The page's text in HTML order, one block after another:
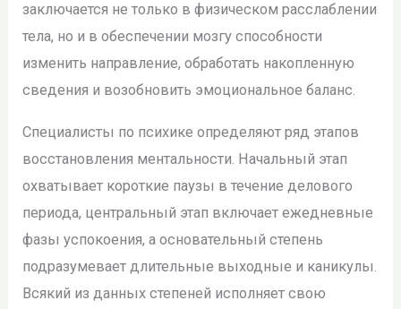
заключается не только в физическом расслаблении
тела, но и в обеспечении мозгу способности
изменить направление, обработать накопленную
сведения и возобновить эмоциональное баланс.
Специалисты по психике определяют ряд этапов
восстановления ментальности. Начальный этап
охватывает короткие паузы в течение делового
периода, центральный этап включает ежедневные
фазы успокоения, а основательный степень
подразумевает длительные выходные и каникулы.
Всякий из данных степеней исполняет свою